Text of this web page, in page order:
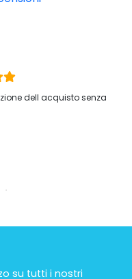
dell acquisto senza
su tutti i nostri